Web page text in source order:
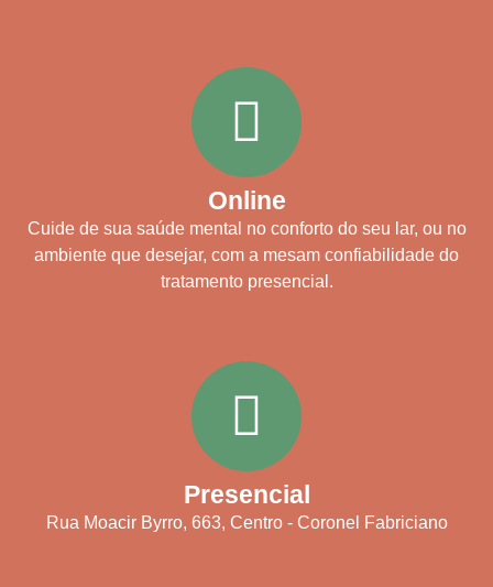
Online
Cuide de sua saúde mental no conforto do seu lar, ou no
ambiente que desejar, com a mesam confiabilidade do
tratamento presencial.
Presencial
Rua Moacir Byrro, 663, Centro - Coronel Fabriciano